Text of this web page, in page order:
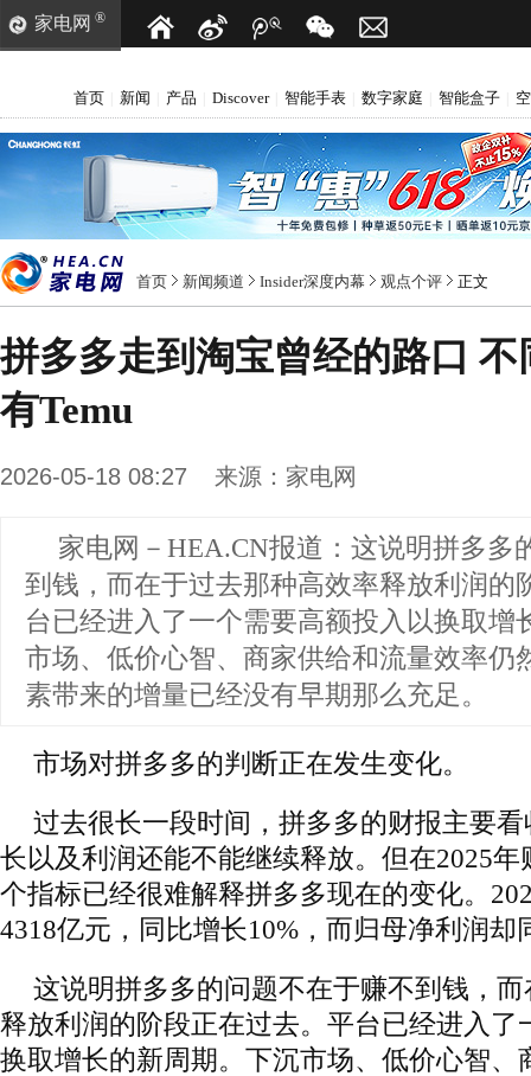
家电网 ®
首页 新闻 产品 Discover 智能手表 数字家庭 智能盒子
首页 新闻频道 Insider深度内幕 观点个评 正文
拼多多走到淘宝曾经的路口
有Temu
2026-05-18 08:27 来源： 家电网
家电网－HEA.CN报道： 这说明拼多多
到钱，而在于过去那种高效率释放利润的
台已经进入了一个需要高额投入以换取增
市场、低价心智、商家供给和流量效率仍
素带来的增量已经没有早期那么充足。
市场对拼多多的判断正在发生变化。
过去很长一段时间，拼多多的财报主要
长以及利润还能不能继续释放。但在2025
个指标已经很难解释拼多多现在的变化。
4318亿元，同比增长10%，而归母净利润却
这说明拼多多的问题不在于赚不到钱，
释放利润的阶段正在过去。平台已经进入了
换取增长的新周期。下沉市场、低价心智、